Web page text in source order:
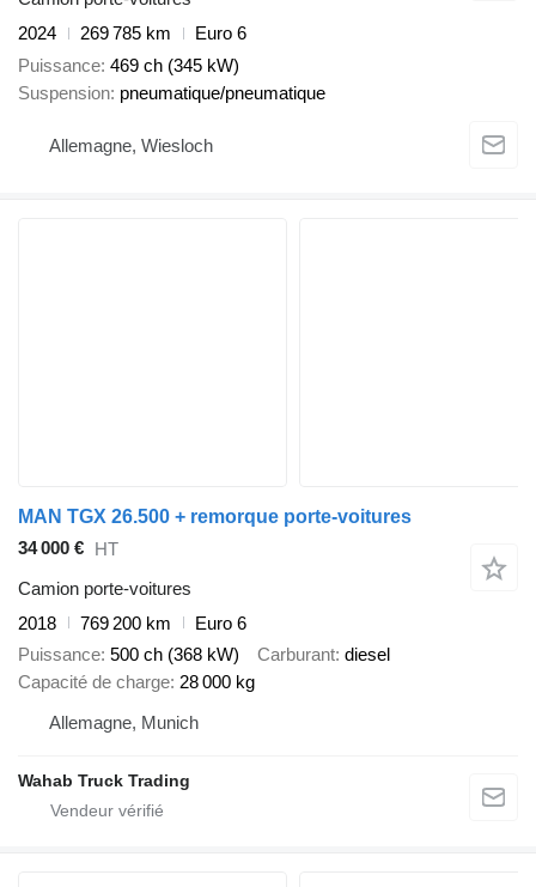
2024
269 785 km
Euro 6
Puissance 469 ch (345 kW)
Suspension pneumatique/pneumatique
Allemagne, Wiesloch
MAN TGX 26.500 + remorque porte-voitures
34 000 € HT
Camion porte-voitures
2018
769 200 km
Euro 6
Puissance 500 ch (368 kW) Carburant diesel
Capacité de charge 28 000 kg
Allemagne, Munich
Wahab Truck Trading